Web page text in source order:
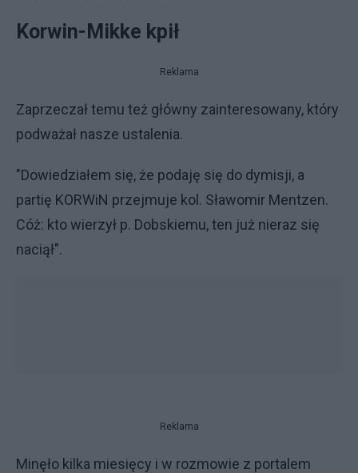
Korwin-Mikke kpił
Reklama
Zaprzeczał temu też główny zainteresowany, który
podważał nasze ustalenia.
"Dowiedziałem się, że podaję się do dymisji, a
partię KORWiN przejmuje kol. Sławomir Mentzen.
Cóż: kto wierzył p. Dobskiemu, ten już nieraz się
naciął".
Reklama
Minęło kilka miesięcy i w rozmowie z portalem